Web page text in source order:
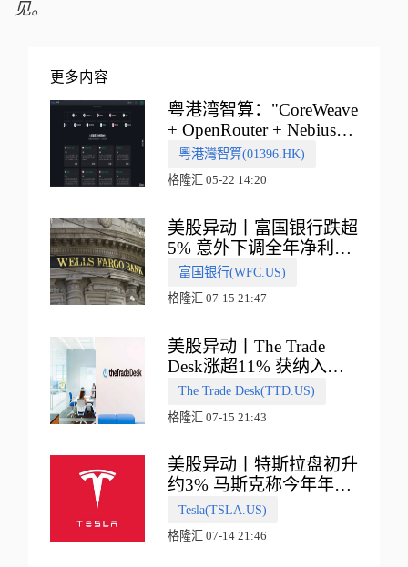
见。
更多内容
粤港湾智算："CoreWeave
+ OpenRouter + Nebius"
多向融合的中国智算新范
式
粵港灣智算(01396.HK)
格隆汇 05-22 14:20
美股异动丨富国银行跌超
5% 意外下调全年净利息
收入指引
富国银行(WFC.US)
格隆汇 07-15 21:47
美股异动丨The Trade
Desk涨超11% 获纳入标
普500指数
The Trade Desk(TTD.US)
格隆汇 07-15 21:43
美股异动丨特斯拉盘初升
约3% 马斯克称今年年底
会有‘史诗级震撼’的演示
Tesla(TSLA.US)
格隆汇 07-14 21:46